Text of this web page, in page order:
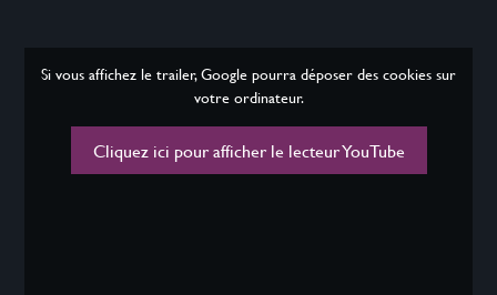
Si vous affichez le trailer, Google pourra déposer des cookies sur
votre ordinateur.
Cliquez ici pour afficher le lecteur YouTube